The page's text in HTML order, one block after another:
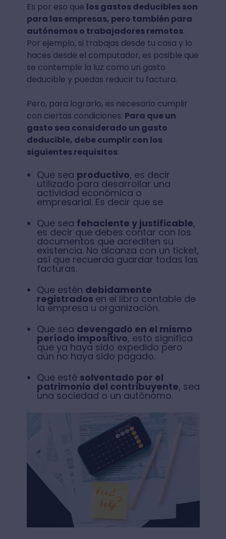
Es por eso que los gastos deducibles son
para las empresas, pero también para
autónomos o trabajadores remotos.
Por ejemplo, si trabajas desde tu casa y lo
haces desde el computador, es posible que
se contemple la luz como un gasto
deducible y puedas reducir tu factura.
Pero, para lograrlo, es necesario cumplir
con ciertas condiciones. Para que un
gasto sea considerado un gasto
deducible, debe cumplir con los
siguientes requisitos:
Que sea productivo, es decir
utilizado para desarrollar una
actividad económica o
empresarial. Es decir que se
Que sea fehaciente y justificable,
es decir que debes contar con los
documentos que acrediten su
existencia. No alcanza con un ticket,
así que recuerda guardar todas las
facturas.
Que estén debidamente
registrados en el libro contable de
la empresa u organización.
Que sea devengado en el mismo
período impositivo, esto significa
que ya haya sido expedido pero
aún no haya sido pagado.
Que esté solventado por el
patrimonio del contribuyente, sea
una sociedad o un autónomo.